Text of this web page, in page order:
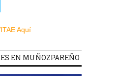
Aquí
EN MUÑOZPAREÑO